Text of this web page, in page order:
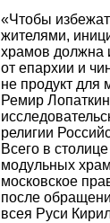
«Чтобы
жителями,
храмов должна
от епархии и
не продукт для
Ремир
религии
Всего в
модульных
московское
после
всея Руси